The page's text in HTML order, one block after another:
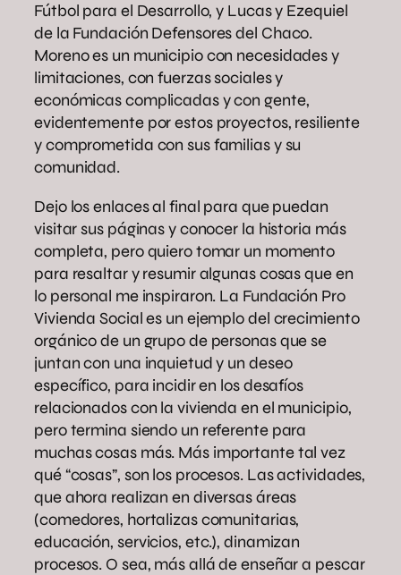
Fútbol para el Desarrollo, y Lucas y Ezequiel
de la Fundación Defensores del Chaco.
Moreno es un municipio con necesidades y
limitaciones, con fuerzas sociales y
económicas complicadas y con gente,
evidentemente por estos proyectos, resiliente
y comprometida con sus familias y su
comunidad.
Dejo los enlaces al final para que puedan
visitar sus páginas y conocer la historia más
completa, pero quiero tomar un momento
para resaltar y resumir algunas cosas que en
lo personal me inspiraron. La Fundación Pro
Vivienda Social es un ejemplo del crecimiento
orgánico de un grupo de personas que se
juntan con una inquietud y un deseo
específico, para incidir en los desafíos
relacionados con la vivienda en el municipio,
pero termina siendo un referente para
muchas cosas más. Más importante tal vez
qué “cosas”, son los procesos. Las actividades,
que ahora realizan en diversas áreas
(comedores, hortalizas comunitarias,
educación, servicios, etc.), dinamizan
procesos. O sea, más allá de enseñar a pescar